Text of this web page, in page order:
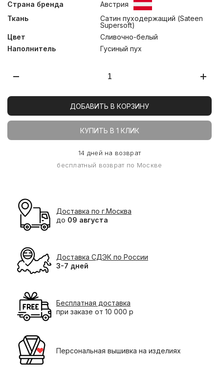
Страна бренда
Австрия
Ткань
Сатин пуходержащий (Sateen
Supersoft)
Цвет
Сливочно-белый
Наполнитель
Гусиный пух
ДОБАВИТЬ В КОРЗИНУ
КУПИТЬ В 1 КЛИК
14 дней на возврат
бесплатный возврат по Москве
Доставка по г.Москва
до 09 августа
Доставка СДЭК по России
3-7 дней
Бесплатная доставка
при заказе от 10 000 р
Персональная вышивка на изделиях